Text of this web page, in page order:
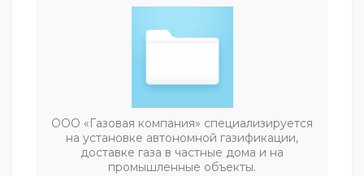
ООО «Газовая компания» специализируется
на установке автономной газификации,
доставке газа в частные дома и на
промышленные объекты.